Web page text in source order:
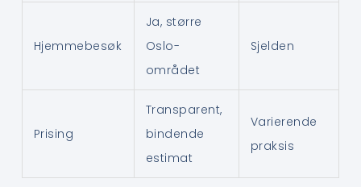
Hjemmebesøk
Ja, større
Oslo-
området
Sjelden
Prising
Transparent,
bindende
estimat
Varierende
praksis